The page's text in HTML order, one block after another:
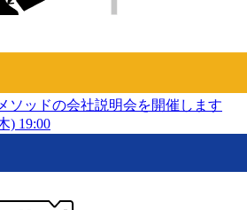
ソッドの会社説明会を開催します
) 19:00